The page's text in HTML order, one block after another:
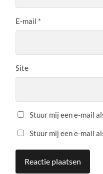
E-mail *
Site
Stuur mij een e-mail
Stuur mij een e-mail